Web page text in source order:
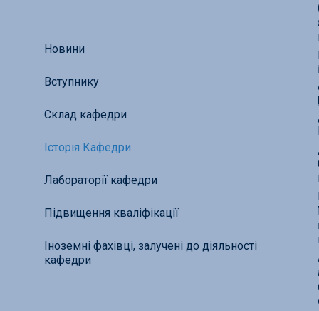
Новини
Вступнику
Склад кафедри
Історія Кафедри
Лабораторії кафедри
Підвищення кваліфікації
Іноземні фахівці, залучені до діяльності
кафедри